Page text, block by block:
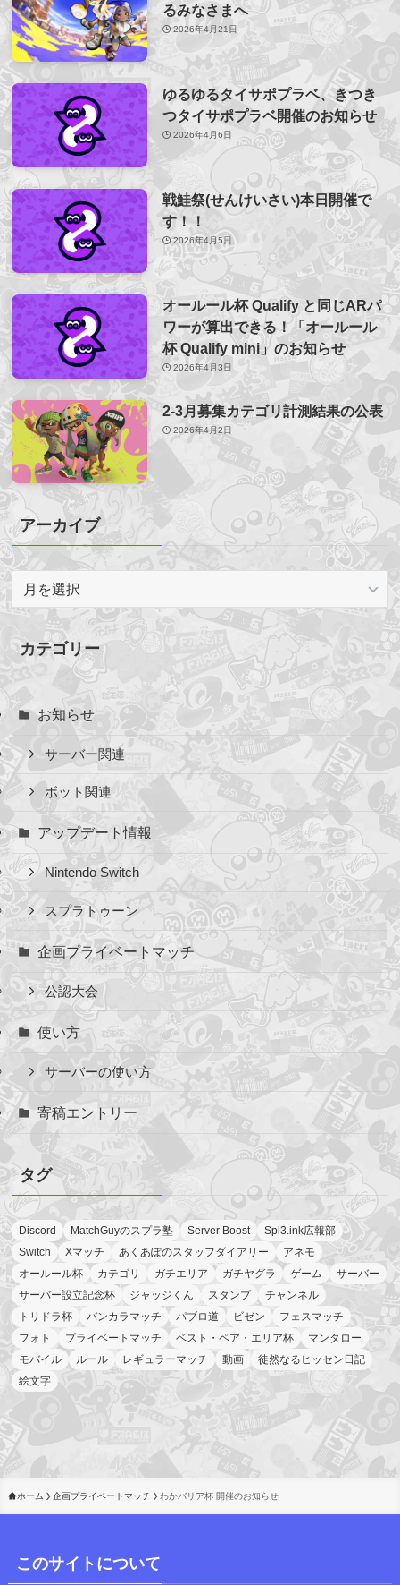
るみなさまへ
2026年4月21日
ゆるゆるタイサポプラベ、きつき
つタイサポプラベ開催のお知らせ
2026年4月6日
戦鮭祭(せんけいさい)本日開催で
す！！
2026年4月5日
オールール杯 Qualify と同じARパ
ワーが算出できる！「オールール
杯 Qualify mini」のお知らせ
2026年4月3日
2-3月募集カテゴリ計測結果の公表
2026年4月2日
アーカイブ
ア
イ
ブ
カテゴリー
お知らせ
サーバー関連
ボット関連
アップデート情報
Nintendo Switch
スプラトゥーン
企画プライベートマッチ
公認大会
使い方
サーバーの使い方
寄稿エントリー
タグ
Discord MatchGuyのスプラ塾 Server Boost
Spl3.ink広報部
Switch
Xマッチ あくあぽのスタッフダイアリー
アネモ
オールール杯
カテゴリ ガチエリア ガチヤグラ ゲーム
サーバー
サーバー設立記念杯
ジャッジくん スタンプ
チャンネル
トリドラ杯
バンカラマッチ パブロ道 ビゼン
フェスマッチ
フォト
プライベートマッチ ベスト・ペア・エリア杯
マンタロー
モバイル
ルール レギュラーマッチ 動画
徒然なるヒッセン日記
絵文字
ホーム 企画プライベートマッチ わかバリア杯 開催のお知らせ
このサイトについて